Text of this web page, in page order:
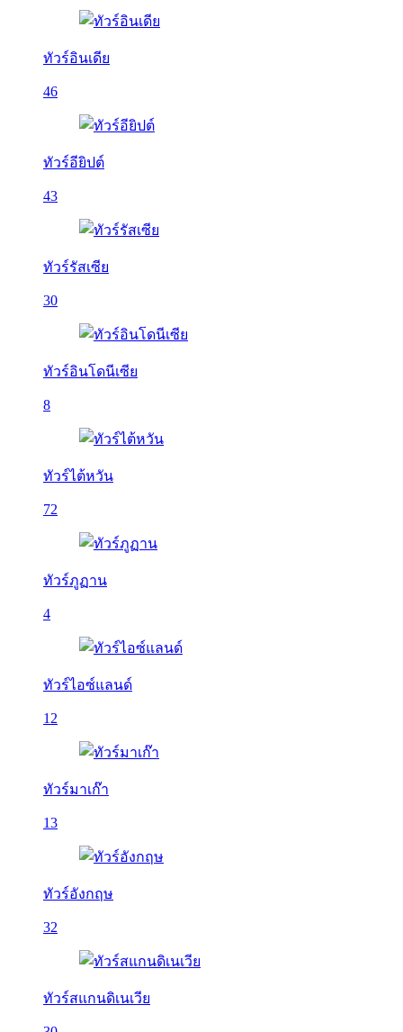
ทัวร์อินเดีย
46
ทัวร์อียิปต์
43
ทัวร์รัสเซีย
30
ทัวร์อินโดนีเซีย
8
ทัวร์ไต้หวัน
72
ทัวร์ภูฏาน
4
ทัวร์ไอซ์แลนด์
12
ทัวร์มาเก๊า
13
ทัวร์อังกฤษ
32
ทัวร์สแกนดิเนเวีย